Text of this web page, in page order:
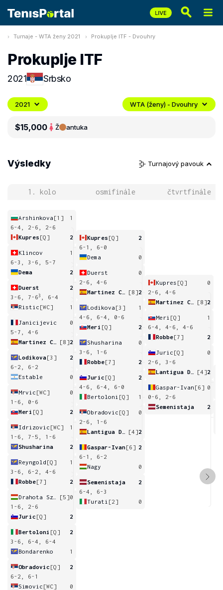
Turnaje - WTA ženy 2021 Prokuplje ITF - Dvouhry
Prokuplje ITF
2021 Srbsko
2021 WTA (ženy) - Dvouhry
$15,000 Ž antuka
Výsledky Turnajový pavouk
1. kolo osmifinále čtvrtfinále
Arshinkova [1]
1
6-4, 2-6, 2-6
Kupres [Q] 2
Klincov
1
6-3, 3-6, 5-7
Dema
2
Duerst
2
3-6, 7-63
, 6-4
Ristic [WC] 1
Janicijevic
0
5-7, 4-6
[8]2
Lodikova[3]
2
6-2, 6-2
Estable
0
Mrvic [WC]
0
1-6, 0-6
Meri [Q] 2
Idrizovic [WC]
1
1-6, 7-5, 1-6
Shusharina
2
Reyngold [Q]
1
3-6, 6-2, 4-6
Robbe[7] 2
[5]0
1-6, 2-6
Juric [Q] 2
Bertoloni [Q]
2
3-6, 6-4, 6-4
Bondarenko
1
Obradovic [Q]
2
6-2, 6-1
Simovic [WC] 0
Kupres [Q]
2
6-1, 6-0
Dema
0
Duerst
0
2-6, 4-6
[8]2
Lodikova [3]
1
4-6, 6-4, 0-6
Meri [Q] 2
Shusharina
0
3-6, 1-6
Robbe[7] 2
Juric [Q]
2
4-6, 6-4, 6-0
Bertoloni [Q] 1
Obradovic [Q]
0
2-6, 1-6
[4]2
Gaspar-Ivan[6] 2
6-1, 6-2
Nagy
0
Semenistaja
2
6-4, 6-3
Turati [2] 0
Kupres [Q]
0
2-6, 4-6
[8]2
Meri [Q]
1
6-4, 4-6, 4-6
Robbe[7] 2
Juric [Q]
0
2-6, 3-6
[4]2
Gaspar-Ivan [6] 0
0-6, 2-6
Semenistaja
2